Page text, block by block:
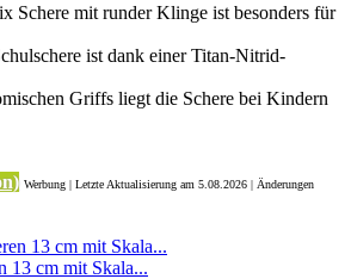
Schere mit runder Klinge ist besonders für
ist dank einer Titan-Nitrid-
Griffs liegt die Schere bei Kindern
Werbung | Letzte Aktualisierung am 5.08.2026 | Änderungen
13 cm mit Skala...